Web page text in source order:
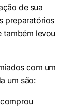
de sua
preparatórios
também levou
com um
um são: